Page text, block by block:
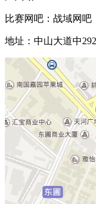
比赛网吧：战域网吧
地址：中山大道中292